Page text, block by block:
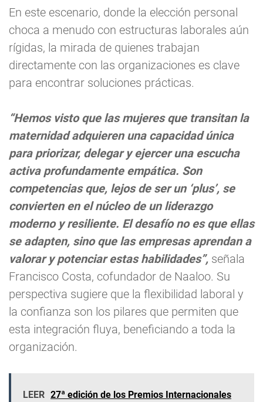
En este escenario, donde la elección personal
choca a menudo con estructuras laborales aún
rígidas, la mirada de quienes trabajan
directamente con las organizaciones es clave
para encontrar soluciones prácticas.
“Hemos visto que las mujeres que transitan la
maternidad adquieren una capacidad única
para priorizar, delegar y ejercer una escucha
activa profundamente empática. Son
competencias que, lejos de ser un ‘plus’, se
convierten en el núcleo de un liderazgo
moderno y resiliente. El desafío no es que ellas
se adapten, sino que las empresas aprendan a
valorar y potenciar estas habilidades”, señala
Francisco Costa, cofundador de Naaloo. Su
perspectiva sugiere que la flexibilidad laboral y
la confianza son los pilares que permiten que
esta integración fluya, beneficiando a toda la
organización.
LEER 27ª edición de los Premios Internacionales